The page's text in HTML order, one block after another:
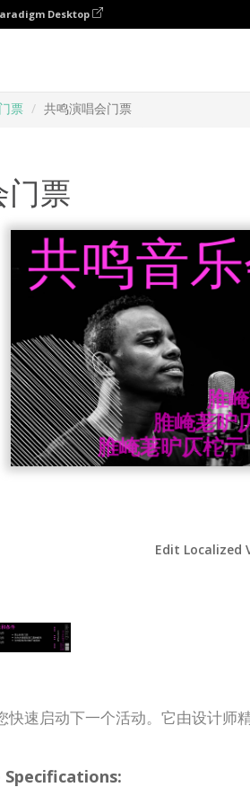
Desktop
门票 共鸣演唱会门票
门票
Edit Localized
快速启动下一个活动。它由设计师